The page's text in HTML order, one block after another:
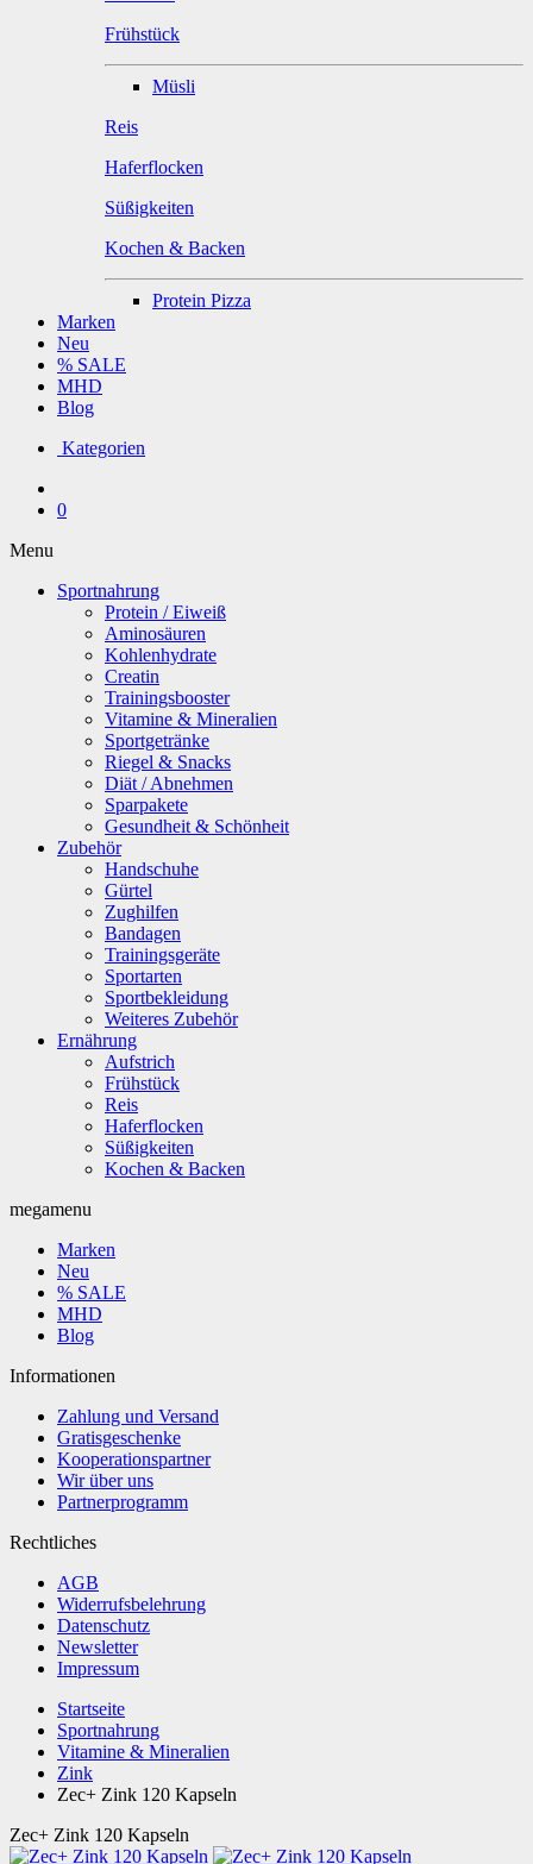
Frühstück
Müsli
Reis
Haferflocken
Süßigkeiten
Kochen & Backen
Protein Pizza
Marken
Neu
% SALE
MHD
Blog
Kategorien
0
Menu
Sportnahrung
Protein / Eiweiß
Aminosäuren
Kohlenhydrate
Creatin
Trainingsbooster
Vitamine & Mineralien
Sportgetränke
Riegel & Snacks
Diät / Abnehmen
Sparpakete
Gesundheit & Schönheit
Zubehör
Handschuhe
Gürtel
Zughilfen
Bandagen
Trainingsgeräte
Sportarten
Sportbekleidung
Weiteres Zubehör
Ernährung
Aufstrich
Frühstück
Reis
Haferflocken
Süßigkeiten
Kochen & Backen
megamenu
Marken
Neu
% SALE
MHD
Blog
Informationen
Zahlung und Versand
Gratisgeschenke
Kooperationspartner
Wir über uns
Partnerprogramm
Rechtliches
AGB
Widerrufsbelehrung
Datenschutz
Newsletter
Impressum
Startseite
Sportnahrung
Vitamine & Mineralien
Zink
Zec+ Zink 120 Kapseln
Zec+ Zink 120 Kapseln